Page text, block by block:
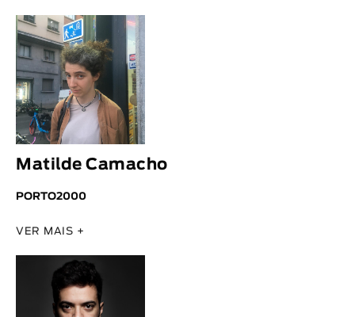
DURAÇÃO
< / >
GÉNERO
Ficção
Animação
Documentário
Matilde Camacho
PORTO2000
VER MAIS +